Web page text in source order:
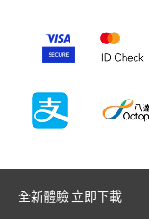
全新體驗 立即下載